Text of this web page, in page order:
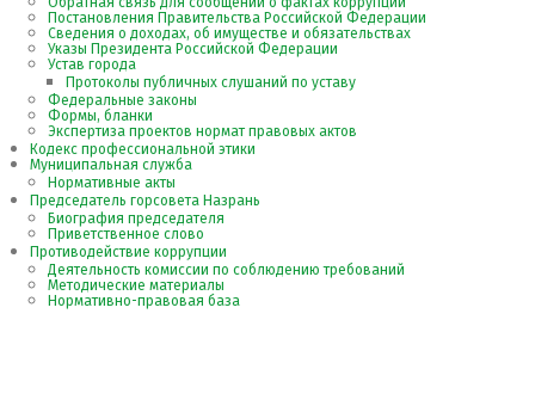
Постановления Правительства Российской Федерации
Сведения о доходах, об имуществе и обязательствах
Указы Президента Российской Федерации
Устав города
Протоколы публичных слушаний по уставу
Федеральные законы
Формы, бланки
Экспертиза проектов нормат правовых актов
Кодекс профессиональной этики
Муниципальная служба
Нормативные акты
Председатель горсовета Назрань
Биография председателя
Приветственное слово
Противодействие коррупции
Деятельность комиссии по соблюдению требований
Методические материалы
Нормативно-правовая база